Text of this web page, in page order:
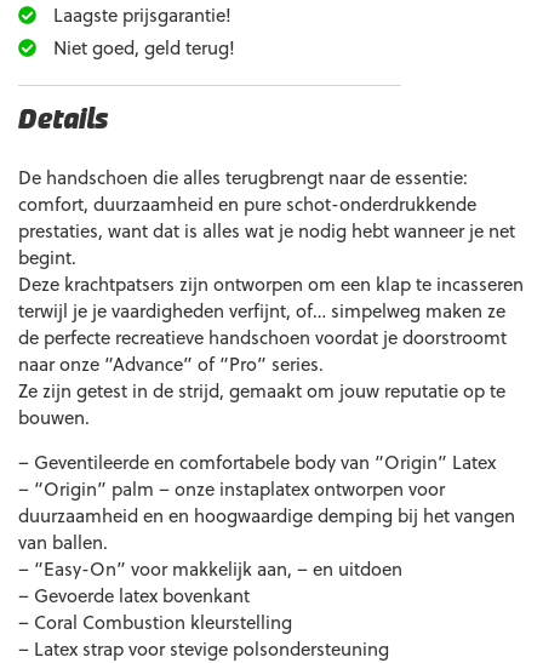
Laagste prijsgarantie!
Niet goed, geld terug!
Details
De handschoen die alles terugbrengt naar de essentie:
comfort, duurzaamheid en pure schot-onderdrukkende
prestaties, want dat is alles wat je nodig hebt wanneer je net
begint.
Deze krachtpatsers zijn ontworpen om een klap te incasseren
terwijl je je vaardigheden verfijnt, of… simpelweg maken ze
de perfecte recreatieve handschoen voordat je doorstroomt
naar onze “Advance” of “Pro” series.
Ze zijn getest in de strijd, gemaakt om jouw reputatie op te
bouwen.
– Geventileerde en comfortabele body van “Origin” Latex
– “Origin” palm – onze instaplatex ontworpen voor
duurzaamheid en en hoogwaardige demping bij het vangen
van ballen.
– “Easy-On” voor makkelijk aan, – en uitdoen
– Gevoerde latex bovenkant
– Coral Combustion kleurstelling
– Latex strap voor stevige polsondersteuning